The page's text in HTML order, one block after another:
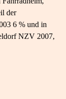
der
6 % und in
NZV 2007,